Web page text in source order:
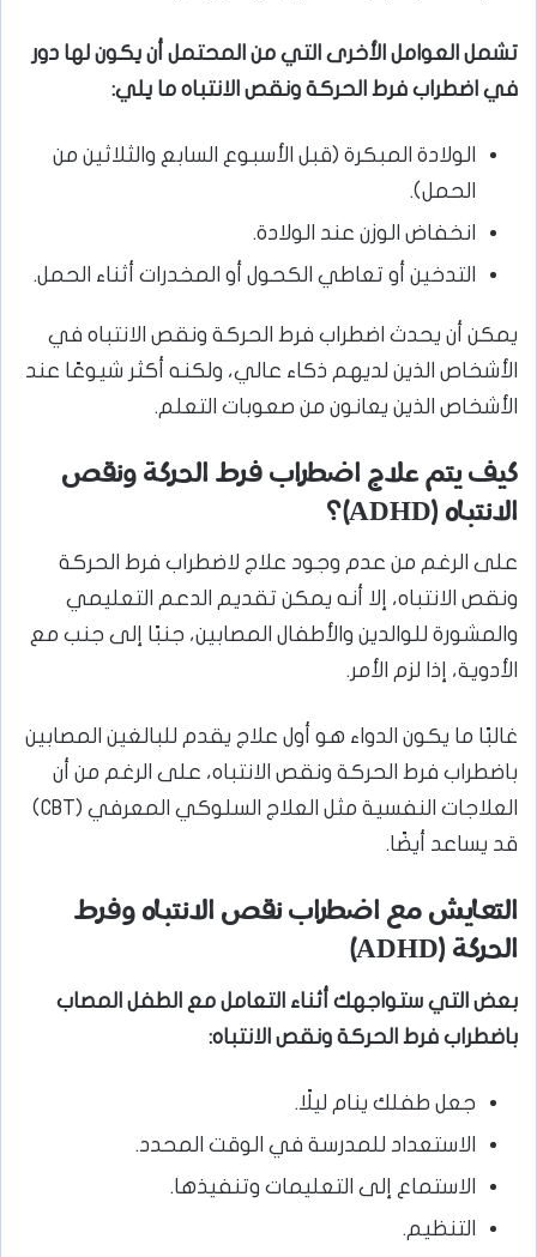
تشمل العوامل الأخرى التي من المحتمل أن يكون لها دور
في اضطراب فرط الحركة ونقص الانتباه ما يلي:
الولادة المبكرة (قبل الأسبوع السابع والثلاثين من
الحمل).
انخفاض الوزن عند الولادة.
التدخين أو تعاطي الكحول أو المخدرات أثناء الحمل.
يمكن أن يحدث اضطراب فرط الحركة ونقص الانتباه في
الأشخاص الذين لديهم ذكاء عالي، ولكنه أكثر شيوعًا عند
الأشخاص الذين يعانون من صعوبات التعلم.
كيف يتم علاج اضطراب فرط الحركة ونقص
الانتباه (ADHD)
؟
على الرغم من عدم وجود علاج لاضطراب فرط الحركة
ونقص الانتباه، إلا أنه يمكن تقديم الدعم التعليمي
والمشورة للوالدين والأطفال المصابين، جنبًا إلى جنب مع
الأدوية، إذا لزم الأمر.
غالبًا ما يكون الدواء هو أول علاج يقدم للبالغين المصابين
باضطراب فرط الحركة ونقص الانتباه، على الرغم من أن
العلاجات النفسية مثل العلاج السلوكي المعرفي (CBT)
قد يساعد أيضًا.
التعايش مع اضطراب نقص الانتباه وفرط
الحركة (ADHD)
بعض التي ستواجهك أثناء التعامل مع الطفل المصاب
باضطراب فرط الحركة ونقص الانتباه:
جعل طفلك ينام ليلًا.
الاستعداد للمدرسة في الوقت المحدد.
الاستماع إلى التعليمات وتنفيذها.
التنظيم.